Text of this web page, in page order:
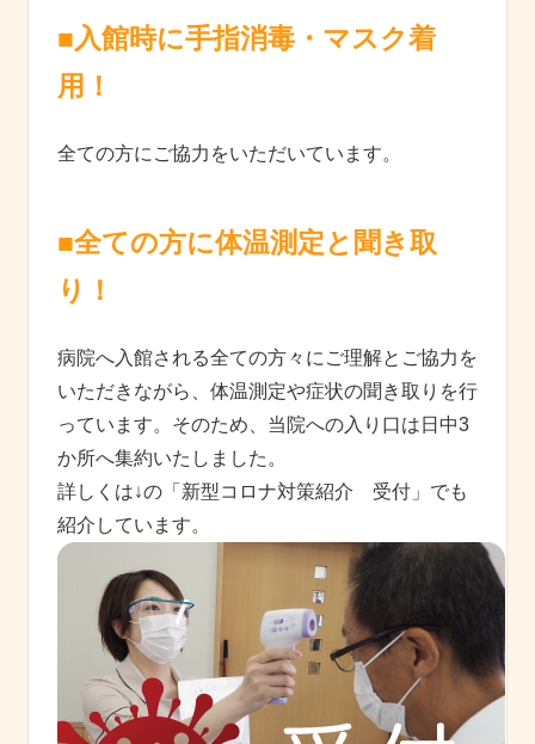
■入館時に手指消毒・マスク着
用！
全ての方にご協力をいただいています。
■全ての方に体温測定と聞き取
り！
病院へ入館される全ての方々にご理解とご協力を
いただきながら、体温測定や症状の聞き取りを行
っています。そのため、当院への入り口は日中3
か所へ集約いたしました。
詳しくは↓の「新型コロナ対策紹介 受付」でも
紹介しています。